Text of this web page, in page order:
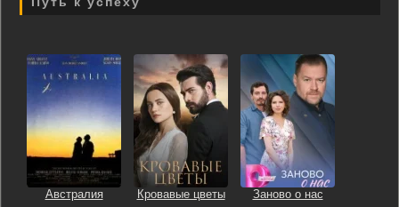
Австралия Кровавые цветы Заново о нас